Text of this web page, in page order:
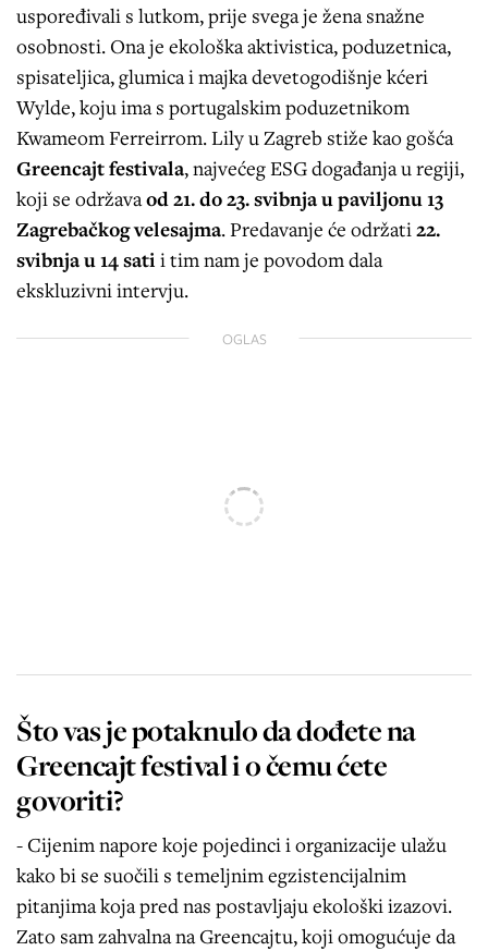
uspoređivali s lutkom, prije svega je žena snažne
osobnosti. Ona je ekološka aktivistica, poduzetnica,
spisateljica, glumica i majka devetogodišnje kćeri
Wylde, koju ima s portugalskim poduzetnikom
Kwameom Ferreirrom. Lily u Zagreb stiže kao gošća
Greencajtfestivala, najvećeg ESG događanja u regiji,
koji se održavaod 21. do 23. svibnja u paviljonu 13
Zagrebačkog velesajma. Predavanje će održati22.
svibnja u 14 sati i tim nam je povodom dala
ekskluzivni intervju.
OGLAS
Što vas je potaknulo da dođete na
Greencajt festival i o čemu ćete
govoriti?
- Cijenim napore koje pojedinci i organizacije ulažu
kako bi se suočili s temeljnim egzistencijalnim
pitanjima koja pred nas postavljaju ekološki izazovi.
Zato sam zahvalna na Greencajtu, koji omogućuje da